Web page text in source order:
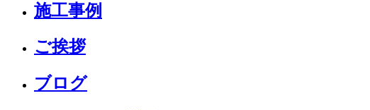
施工事例
ご挨拶
ブログ